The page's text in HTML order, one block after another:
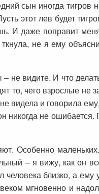
сын иногда
этот лев будет
И даже поправит
не я ему
не видите. И что
то, чего взрослые
видела и говорила
не
Особенно
– я вижу, как он
близко, а
мгновенно и